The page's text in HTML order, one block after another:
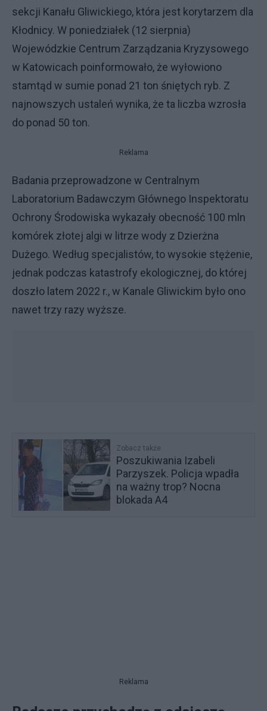
sekcji Kanału Gliwickiego, która jest korytarzem dla
Kłodnicy. W poniedziałek (12 sierpnia)
Wojewódzkie Centrum Zarządzania Kryzysowego
w Katowicach poinformowało, że wyłowiono
stamtąd w sumie ponad 21 ton śniętych ryb. Z
najnowszych ustaleń wynika, że ta liczba wzrosła
do ponad 50 ton.
Reklama
Badania przeprowadzone w Centralnym
Laboratorium Badawczym Głównego Inspektoratu
Ochrony Środowiska wykazały obecność 100 mln
komórek złotej algi w litrze wody z Dzierżna
Dużego. Według specjalistów, to wysokie stężenie,
jednak podczas katastrofy ekologicznej, do której
doszło latem 2022 r., w Kanale Gliwickim było ono
nawet trzy razy wyższe.
Zobacz także
Poszukiwania Izabeli
Parzyszek. Policja wpadła
na ważny trop? Nocna
blokada A4
Reklama